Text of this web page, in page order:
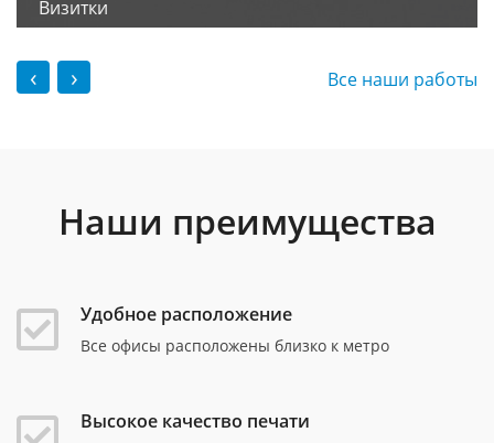
Визитки
‹ › Все наши работы
Наши преимущества
Удобное расположение
Все офисы расположены близко к метро
Высокое качество печати